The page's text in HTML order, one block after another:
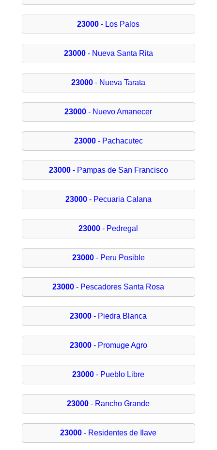
23000 - Los Palos
23000- Nueva Santa Rita
23000 - Nueva Tarata
23000 - Nuevo Amanecer
23000- Pachacutec
23000- Pampas de San Francisco
23000- Pecuaria Calana
23000 - Pedregal
23000- Peru Posible
23000 - Pescadores Santa Rosa
23000 - Piedra Blanca
23000- Promuge Agro
23000 - Pueblo Libre
23000 - Rancho Grande
23000 - Residentes de Ilave